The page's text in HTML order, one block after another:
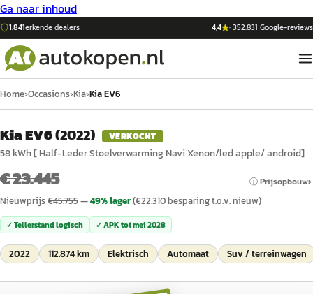
Ga naar inhoud
1.841erkende dealers 4,4 ·352.831 Google-reviews
Home›Occasions›Kia›Kia EV6
Kia EV6(2022) VERKOCHT
58 kWh [ Half-Leder Stoelverwarming Navi Xenon/led apple/ android]
€ 23.445 ⓘ Prijsopbouw
Nieuwprijs€45.755—49% lager(€22.310besparing t.o.v. nieuw)
✓ Tellerstand logisch ✓ APK totmei 2028
2022 112.874 km Elektrisch Automaat Suv / terreinwagen